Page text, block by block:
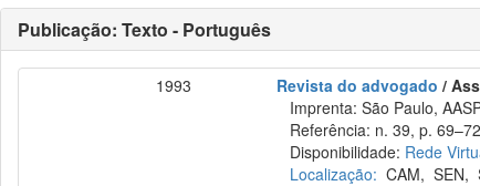
Publicação: Texto - Português
1993 Revista do advogado /
Imprenta: São Paulo,
Referência: n. 39, p.
Disponibilidade: Rede
Localização: CAM,SEN,